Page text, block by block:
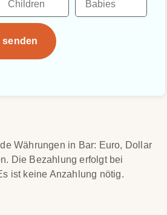
senden
Währungen in Bar: Euro, Dollar
Die Bezahlung erfolgt bei
ist keine Anzahlung nötig.